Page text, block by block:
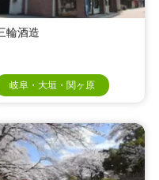
輪酒造
岐阜・大垣・関ヶ原